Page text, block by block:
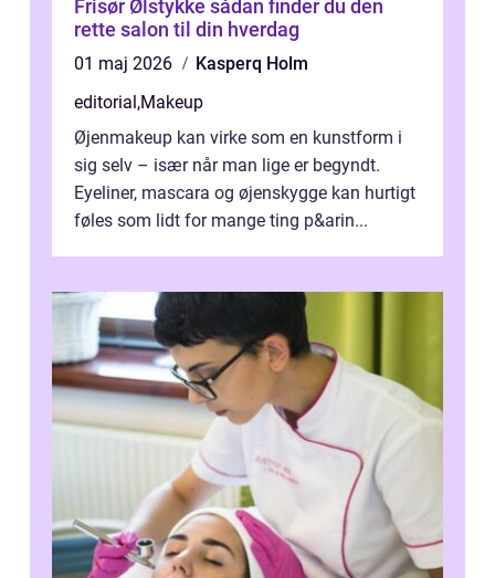
Frisør Ølstykke sådan finder du den
rette salon til din hverdag
01 maj 2026
Kasperq Holm
editorial,Makeup
Øjenmakeup kan virke som en kunstform i
sig selv – især når man lige er begyndt.
Eyeliner, mascara og øjenskygge kan hurtigt
føles som lidt for mange ting p&arin...